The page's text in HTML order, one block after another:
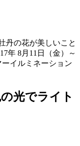
丹の花が美しいこと
年 8月11日（金）～
イルミネーション
光でライト